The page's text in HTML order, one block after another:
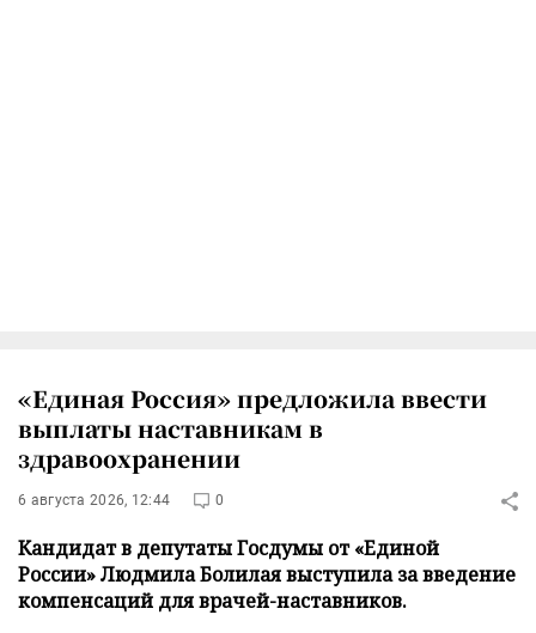
«Единая Россия» предложила ввести
выплаты наставникам в
здравоохранении
6 августа 2026, 12:44 0
Кандидат в депутаты Госдумы от «Единой
России» Людмила Болилая выступила за введение
компенсаций для врачей-наставников.